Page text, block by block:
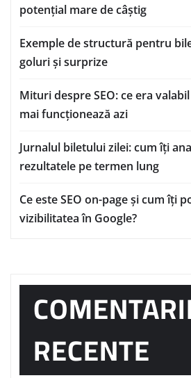
potențial mare de câștig
Exemple de structură pentru
goluri și surprize
Mituri despre SEO: ce era
mai funcționează azi
Jurnalul biletului zilei: cum îți
rezultatele pe termen lung
Ce este SEO on-page și cum îți
vizibilitatea în Google?
COMENTARII
RECENTE